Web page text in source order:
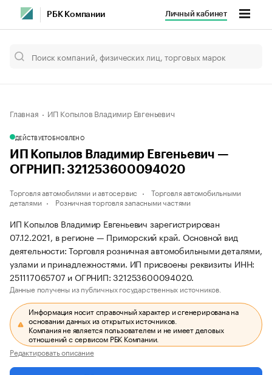
РБК Компании Личный кабинет
Главная ИП Копылов Владимир Евгеньевич
ДЕЙСТВУЕТОБНОВЛЕНО
ИП Копылов Владимир Евгеньевич —
ОГРНИП: 321253600094020
Торговля автомобилями и автосервис
Торговля автомобильными
деталями
Розничная торговля запасными частями
ИП Копылов Владимир Евгеньевич зарегистрирован
07.12.2021, в регионе — Приморский край. Основной вид
деятельности: Торговля розничная автомобильными деталями,
узлами и принадлежностями. ИП присвоены реквизиты ИНН:
251117065707 и ОГРНИП: 321253600094020.
Данные получены из публичных государственных источников.
Информация носит справочный характер и сгенерирована на
основании данных из открытых источников.
Компания не является пользователем и не имеет деловых
отношений с сервисом РБК Компании.
Редактировать описание